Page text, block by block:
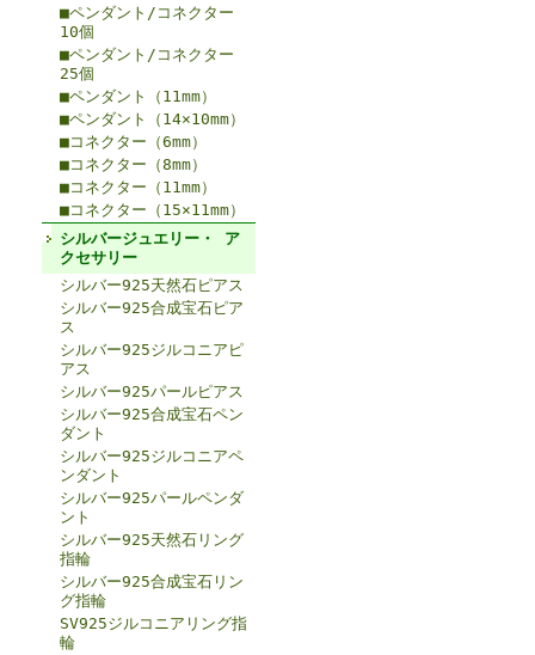
■ペンダント/コネクター
10個
■ペンダント/コネクター
25個
■ペンダント（11mm）
■ペンダント（14×10mm）
■コネクター（6mm）
■コネクター（8mm）
■コネクター（11mm）
■コネクター（15×11mm）
シルバージュエリー・ ア
クセサリー
シルバー925天然石ピアス
シルバー925合成宝石ピア
ス
シルバー925ジルコニアピ
アス
シルバー925パールピアス
シルバー925合成宝石ペン
ダント
シルバー925ジルコニアペ
ンダント
シルバー925パールペンダ
ント
シルバー925天然石リング
指輪
シルバー925合成宝石リン
グ指輪
SV925ジルコニアリング指
輪